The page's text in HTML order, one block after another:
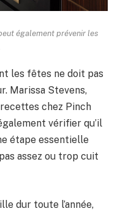
également prévenir les
les fêtes ne doit pas
Marissa Stevens,
chez Pinch
vérifier qu’il
étape essentielle
assez ou trop cuit
dur toute l’année,